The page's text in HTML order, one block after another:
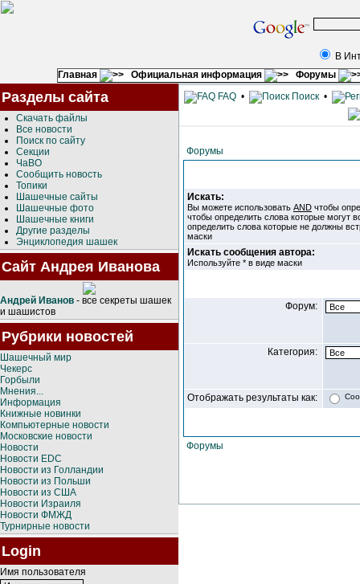
В
Главная
Официальная информация Форумы
Разделы сайта
Скачать файлы
Все новости
Поиск по сайту
Секции
ЧаВО
Сообщить новость
Топики
Шашечные сайты
Шашечные фото
Шашечные книги
Другие разделы
Энциклопедия шашек
Сайт Андрея Иванова
Андрей Иванов - все секреты шашек
и шашистов
Рубрики новостей
Шашечный мир
Чекерс
Горбыли
Мнения...
Информация
Книжные новинки
Компьютерные новости
Московские новости
Новости
Новости EDC
Новости из Голландии
Новости из Польши
Новости из США
Новости Израиля
Новости ФМЖД
Турнирные новости
Login
Имя пользователя
FAQ • Поиск •
Форумы
Искать:
Вы можете использовать AND чтобы
чтобы определить слова которые могут
определить слова которые не должны
маски
Искать сообщения автора:
Используйте * в виде маски
Форум:
Категория:
Отображать результаты как:
Форумы